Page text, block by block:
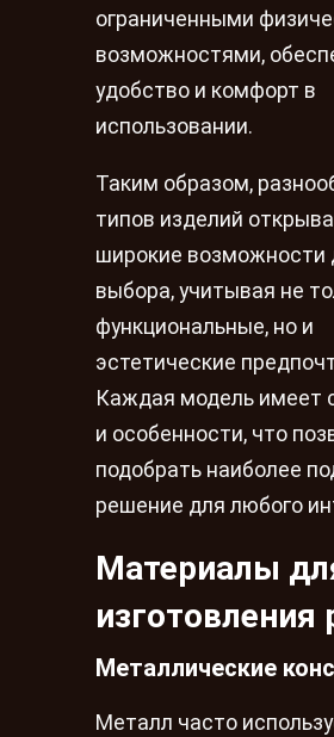
ограниченными
возможностями,
удобство и комфорт в
использовании.
Таким образом,
типов изделий
широкие возможности
выбора, учитывая не
функциональные, но и
эстетические
Каждая модель имеет
и особенности, что
подобрать наиболее
решение для любого
Материалы
изготовления
Металлические
Металл часто